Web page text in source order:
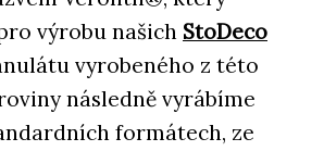
výrobu našich StoDeco
vyrobeného z této
následně vyrábíme
formátech, ze